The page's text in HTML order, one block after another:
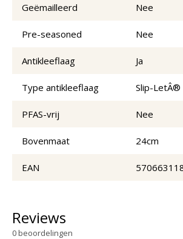
Geëmailleerd Nee
Pre-seasoned Nee
Antikleeflaag Ja
Type antikleeflaag Slip-LetÂ®
PFAS-vrij Nee
Bovenmaat 24cm
EAN
Reviews
0beoordelingen